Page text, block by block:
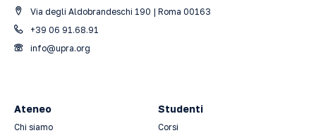
Via degli Aldobrandeschi 190 | Roma 00163
+39 06 91.68.91
info@upra.org
Ateneo
Chi siamo
Studenti
Corsi